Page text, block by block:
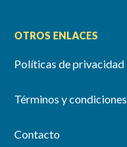
OTROS ENLACES
Políticas de privacidad
Términos y condiciones
Contacto